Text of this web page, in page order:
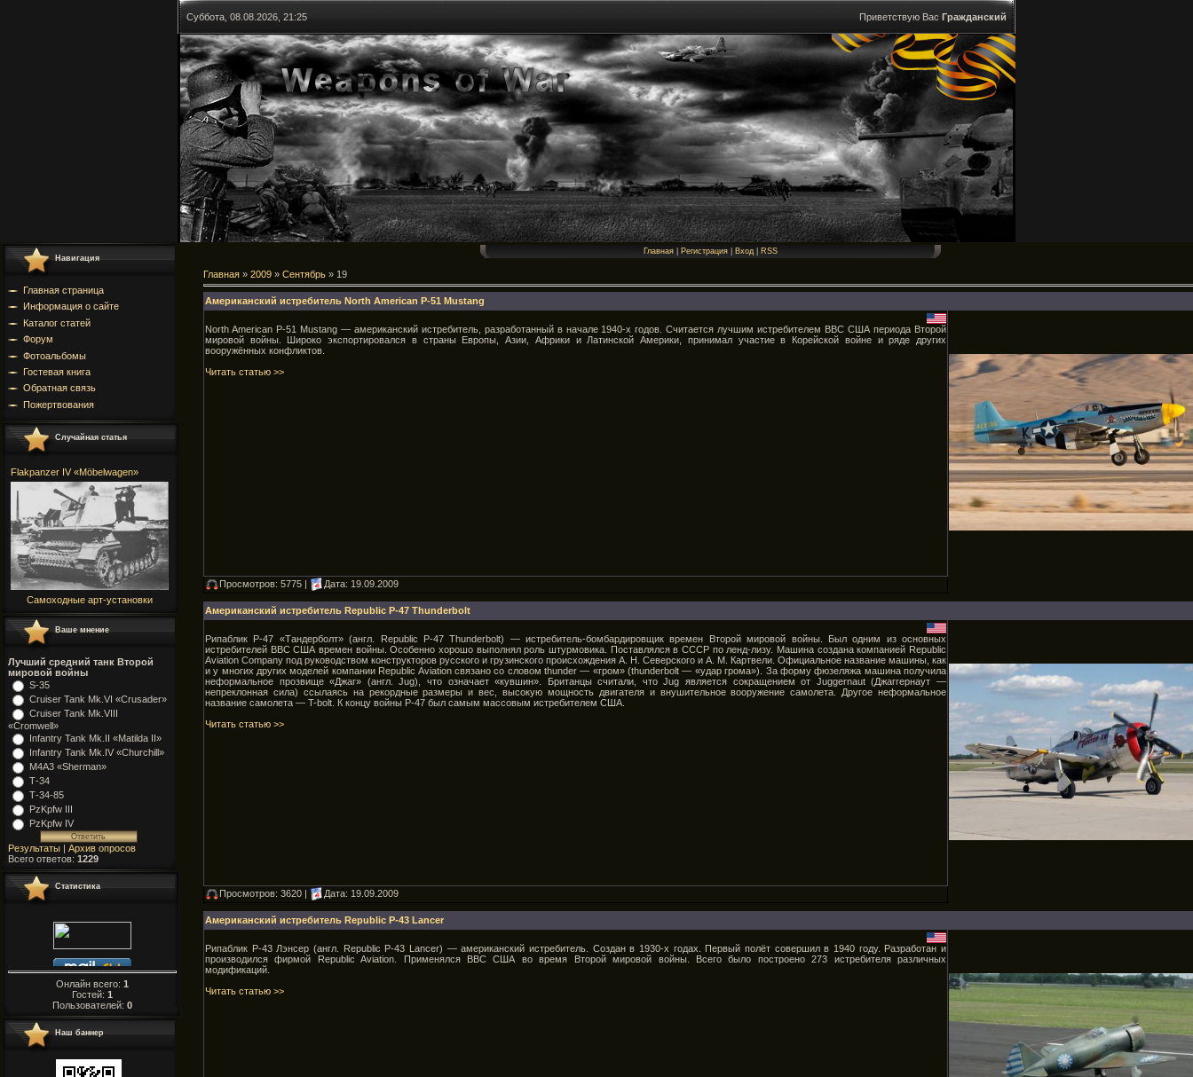
Суббота, 08.08.2026, 21:25 Приветствую Вас Гражданский
Навигация
Главная страница
Информация о сайте
Каталог статей
Форум
Фотоальбомы
Гостевая книга
Обратная связь
Пожертвования
Случайная статья
Flakpanzer IV «Möbelwagen»
Самоходные арт-установки
Ваше мнение
Лучший средний танк Второй
мировой войны
S-35
Cruiser Tank Mk.VI «Crusader»
Cruiser Tank Mk.VIII
«Cromwell»
Infantry Tank Mk.II «Matilda II»
Infantry Tank Mk.IV «Churchill»
М4А3 «Sherman»
Т-34
Т-34-85
PzKpfw III
PzKpfw IV
Результаты | Архив опросов
Всего ответов: 1229
Статистика
Онлайн всего: 1
Гостей: 1
Пользователей: 0
Наш баннер
Главная| Регистрация| Вход| RSS
Главная » 2009 » Сентябрь » 19
Американский истребитель North American P-51 Mustang
North American P-51 Mustang — американский истребитель, разработанный в начале 1940-х годов. Считается лучшим истребителем ВВС США периода Второй
мировой войны. Широко экспортировался в страны Европы, Азии, Африки и Латинской Америки, принимал участие в Корейской войне и ряде других
вооружённых конфликтов.
Читать статью >>
Просмотров: 5775 | Дата: 19.09.2009
Американский истребитель Republic P-47 Thunderbolt
Рипаблик P-47 «Тандерболт» (англ. Republic P-47 Thunderbolt) — истребитель-бомбардировщик времен Второй мировой войны. Был одним из основных
истребителей ВВС США времен войны. Особенно хорошо выполнял роль штурмовика. Поставлялся в СССР по ленд-лизу. Машина создана компанией Republic
Aviation Company под руководством конструкторов русского и грузинского происхождения А. Н. Северского и А. М. Картвели. Официальное название машины, как
и у многих других моделей компании Republic Aviation связано со словом thunder — «гром» (thunderbolt — «удар грома»). За форму фюзеляжа машина получила
неформальное прозвище «Джаг» (англ. Jug), что означает «кувшин». Британцы считали, что Jug является сокращением от Juggernaut (Джаггернаут —
непреклонная сила) ссылаясь на рекордные размеры и вес, высокую мощность двигателя и внушительное вооружение самолета. Другое неформальное
название самолета — T-bolt. К концу войны P-47 был самым массовым истребителем США.
Читать статью >>
Просмотров: 3620 | Дата: 19.09.2009
Американский истребитель Republic P-43 Lancer
Рипаблик P-43 Лэнсер (англ. Republic P-43 Lancer) — американский истребитель. Создан в 1930-х годах. Первый полёт совершил в 1940 году. Разработан и
производился фирмой Republic Aviation. Применялся ВВС США во время Второй мировой войны. Всего было построено 273 истребителя различных
модификаций.
Читать статью >>